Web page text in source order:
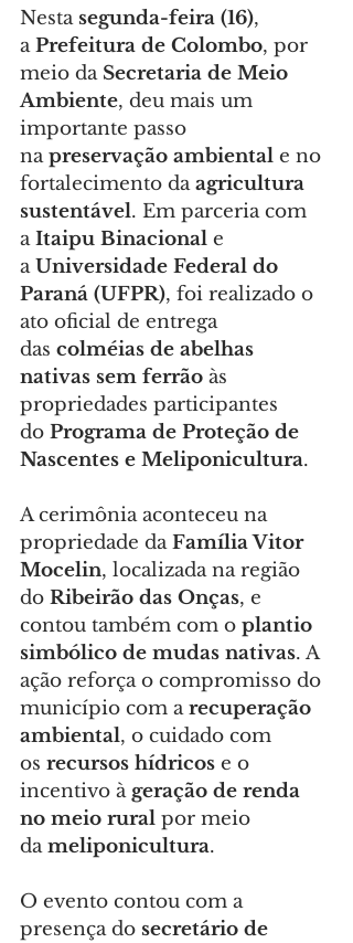
Nesta segunda-feira (16),
a Prefeitura de Colombo, por
meio da Secretaria de Meio
Ambiente, deu mais um
importante passo
na preservação ambiental e no
fortalecimento da agricultura
sustentável. Em parceria com
a Itaipu Binacional e
a Universidade Federal do
Paraná (UFPR), foi realizado o
ato oficial de entrega
das colméias de abelhas
nativas sem ferrão às
propriedades participantes
do Programa de Proteção de
Nascentes e Meliponicultura.
A cerimônia aconteceu na
propriedade da Família Vitor
Mocelin, localizada na região
do Ribeirão das Onças, e
contou também com o plantio
simbólico de mudas nativas. A
ação reforça o compromisso do
município com a recuperação
ambiental, o cuidado com
os recursos hídricos e o
incentivo à geração de renda
no meio rural por meio
da meliponicultura.
O evento contou com a
presença do secretário de